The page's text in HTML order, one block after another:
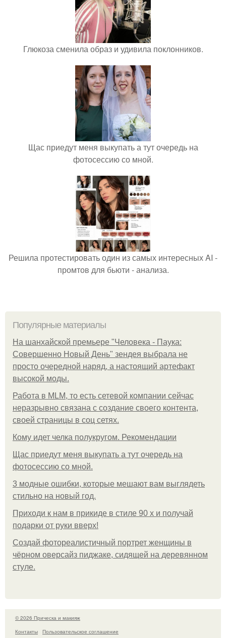
Глюкоза сменила образ и удивила поклонников.
Щас приедут меня выкупать а тут очередь на
фотосессию со мной.
Решила протестировать один из самых интересных AI -
промтов для бьюти - анализа.
Популярные материалы
На шанхайской премьере "Человека - Паука:
Совершенно Новый День" зендея выбрала не
просто очередной наряд, а настоящий артефакт
высокой моды.
Работа в MLM, то есть сетевой компании сейчас
неразрывно связана с создание своего контента,
своей страницы в соц сетях.
Кому идет челка полукругом. Рекомендации
Щас приедут меня выкупать а тут очередь на
фотосессию со мной.
3 модные ошибки, которые мешают вам выглядеть
стильно на новый год.
Приходи к нам в прикиде в стиле 90 х и получай
подарки от руки вверх!
Создай фотореалистичный портрет женщины в
чёрном оверсайз пиджаке, сидящей на деревянном
стуле.
© 2026 Прическа и макияж
Контакты
Пользовательское соглашение